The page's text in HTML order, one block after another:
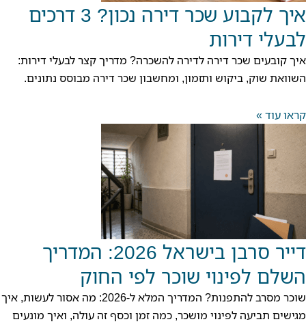
איך לקבוע שכר דירה נכון? 3 דרכים
לבעלי דירות
איך קובעים שכר דירה לדירה להשכרה? מדריך קצר לבעלי דירות:
השוואת שוק, ביקוש ותזמון, ומחשבון שכר דירה מבוסס נתונים.
קראו עוד »
דייר סרבן בישראל 2026: המדריך
השלם לפינוי שוכר לפי החוק
שוכר מסרב להתפנות? המדריך המלא ל-2026: מה אסור לעשות, איך
מגישים תביעה לפינוי מושכר, כמה זמן וכסף זה עולה, ואיך מונעים